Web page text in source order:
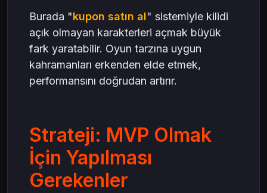
Burada "kupon satın al" sistemiyle kilidi
açık olmayan karakterleri açmak büyük
fark yaratabilir. Oyun tarzına uygun
kahramanları erkenden elde etmek,
performansını doğrudan artırır.
Strateji: MVP Olmak
İçin Yapılması
Gerekenler